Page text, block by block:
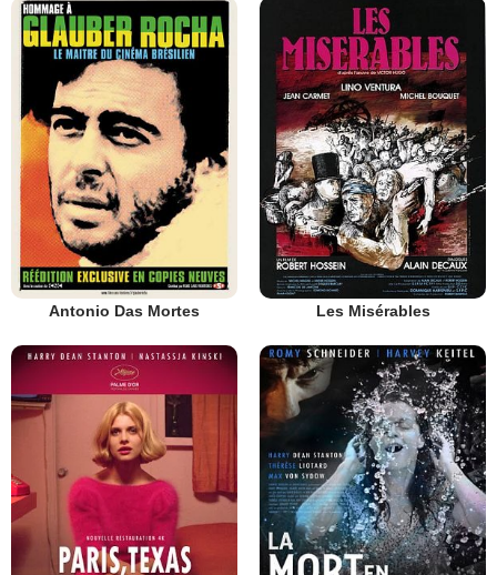
Antonio Das Mortes Les Misérables